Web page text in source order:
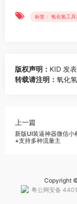
标签： 氧化氢工
版权声明： KID 发
转载请注明： 氧化
上一篇
新版UI装逼神器微信小
+支持多种流量主
Copyright
粤公网安备